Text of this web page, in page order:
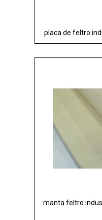
placa de feltro
manta feltro